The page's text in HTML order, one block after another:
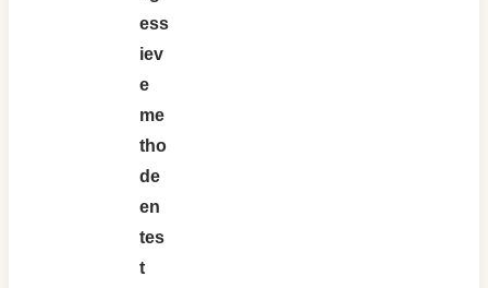
ess
iev
e
me
tho
de
en
tes
t